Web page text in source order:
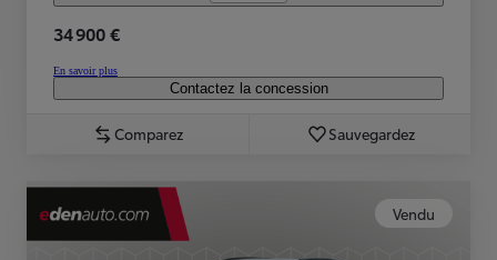
34 900 €
En savoir plus
Contactez la concession
Comparez Sauvegardez
Vendu